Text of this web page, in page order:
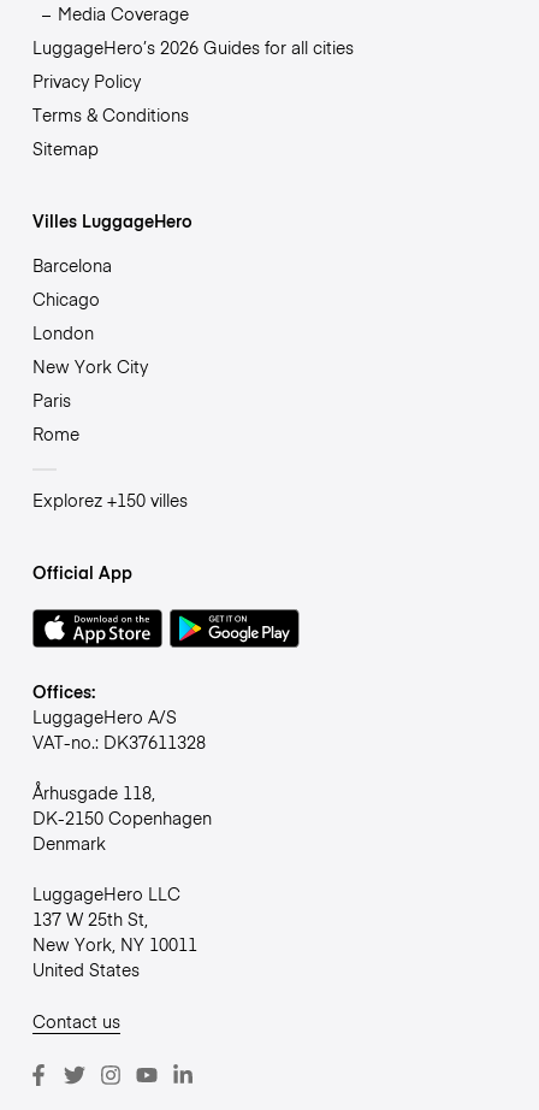
Media Coverage
LuggageHero’s 2026 Guides for all cities
Privacy Policy
Terms & Conditions
Sitemap
Villes LuggageHero
Barcelona
Chicago
London
New York City
Paris
Rome
Explorez +150 villes
Official App
Offices:
LuggageHero A/S
VAT-no.: DK37611328
Århusgade 118,
DK-2150 Copenhagen
Denmark
LuggageHero LLC
137 W 25th St,
New York, NY 10011
United States
Contact us